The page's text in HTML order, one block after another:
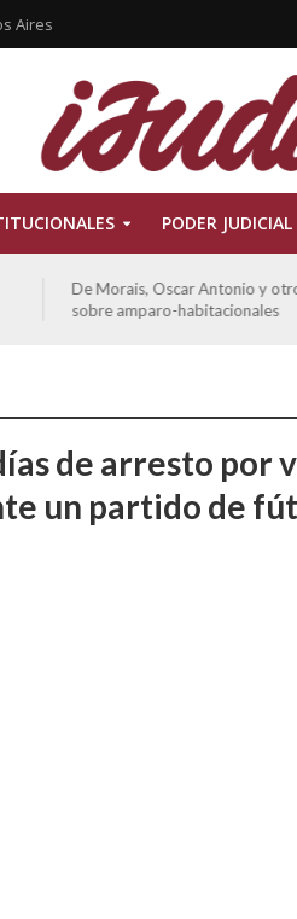
Aires
PODER JUDICIAL
De Morais, Oscar Antonio y
sobre amparo-habitacionales
de arresto por
un partido de